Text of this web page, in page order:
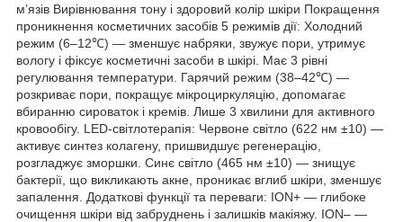
м’язів Вирівнювання тону і здоровий колір шкіри Покращення
проникнення косметичних засобів 5 режимів дії: Холодний
режим (6–12℃) — зменшує набряки, звужує пори, утримує
вологу і фіксує косметичні засоби в шкірі. Має 3 рівні
регулювання температури. Гарячий режим (38–42℃) —
розкриває пори, покращує мікроциркуляцію, допомагає
вбиранню сироваток і кремів. Лише 3 хвилини для активного
кровообігу. LED-світлотерапія: Червоне світло (622 нм ±10) —
активує синтез колагену, пришвидшує регенерацію,
розгладжує зморшки. Синє світло (465 нм ±10) — знищує
бактерії, що викликають акне, проникає вглиб шкіри, зменшує
запалення. Додаткові функції та переваги: ION+ — глибоке
очищення шкіри від забруднень і залишків макіяжу. ION– —